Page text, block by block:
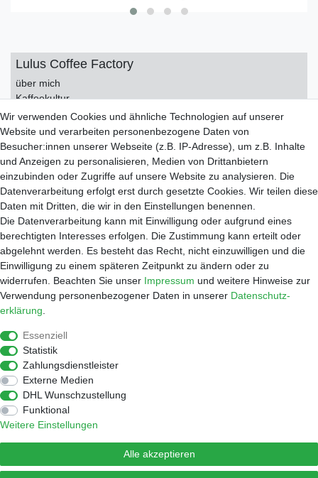
Lulus Coffee Factory
über mich
Kaffeekultur
Kontakt
Impressum
Datenschutzerklärung
AGB
Service
Zahlungsarten
Versand
Widerrufsrecht
Warenkorb
Händleranfragen
Werkstatt
Reparaturauftrag
Kaffee
Zubehör
Wasserfilter
Widerrufen
Wir verwenden Cookies und ähnliche Technologien auf unserer
Website und verarbeiten personenbezogene Daten von
Besucher:innen unserer Webseite (z.B. IP-Adresse), um z.B. Inhalte
und Anzeigen zu personalisieren, Medien von Drittanbietern
einzubinden oder Zugriffe auf unsere Website zu analysieren. Die
Datenverarbeitung erfolgt erst durch gesetzte Cookies. Wir teilen diese
Daten mit Dritten, die wir in den Einstellungen benennen.
Die Datenverarbeitung kann mit Einwilligung oder aufgrund eines
berechtigten Interesses erfolgen. Die Zustimmung kann erteilt oder
abgelehnt werden. Es besteht das Recht, nicht einzuwilligen und die
Einwilligung zu einem späteren Zeitpunkt zu ändern oder zu
widerrufen. Beachten Sie unser Impressum und weitere Hinweise zur
Verwendung personenbezogener Daten in unserer Daten­schutz­
erklärung
Essenziell
Statistik
Zahlungsdienstleister
Externe Medien
DHL Wunschzustellung
Funktional
Weitere Einstellungen
Alle akzeptieren